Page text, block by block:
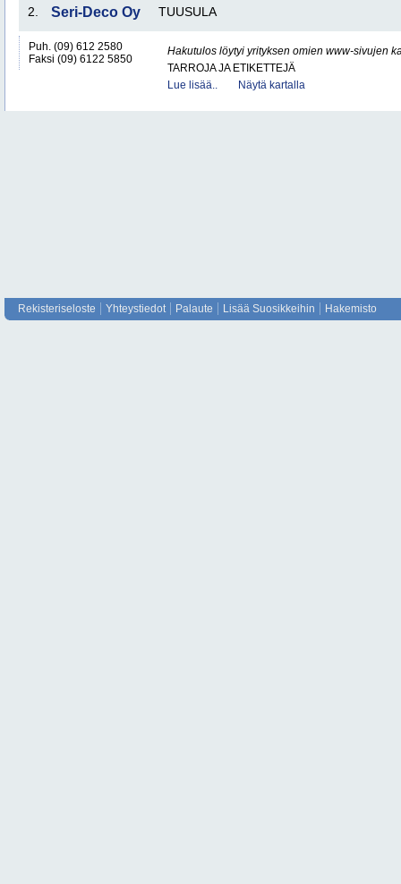
2. Seri-Deco Oy TUUSULA
Puh. (09) 612 2580
Faksi (09) 6122 5850
Hakutulos löytyi yrityksen omien www-sivujen
TARROJA JA ETIKETTEJÄ
Lue lisää..
Näytä kartalla
Rekisteriseloste Yhteystiedot Palaute Lisää Suosikkeihin Hakemisto